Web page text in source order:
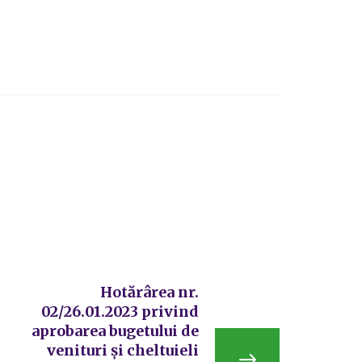
Hotărârea nr.
02/26.01.2023 privind
aprobarea bugetului de
venituri și cheltuieli